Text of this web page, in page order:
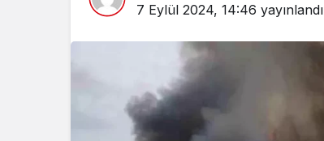
7 Eylül 2024, 14:46 yayınlandı